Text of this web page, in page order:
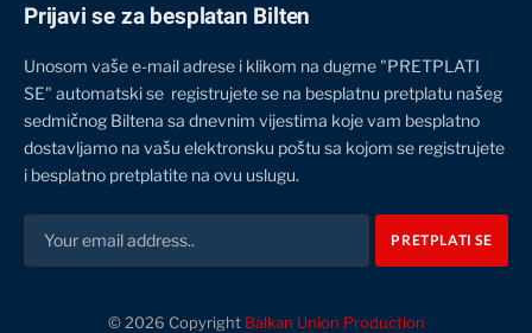
Prijavi se za besplatan Bilten
Unosom vaše e-mail adrese i klikom na dugme "PRETPLATI
SE" automatski se registrujete se na besplatnu pretplatu našeg
sedmičnog Biltena sa dnevnim vijestima koje vam besplatno
dostavljamo na vašu elektronsku poštu sa kojom se registrujete
i besplatno pretplatite na ovu uslugu.
© 2026 Copyright Balkan Union Production